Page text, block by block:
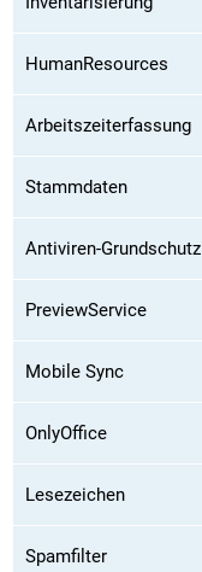
HumanResources
Arbeitszeiterfassung
Stammdaten
Antiviren-Grundschutz
PreviewService
Mobile Sync
OnlyOffice
Lesezeichen
Spamfilter